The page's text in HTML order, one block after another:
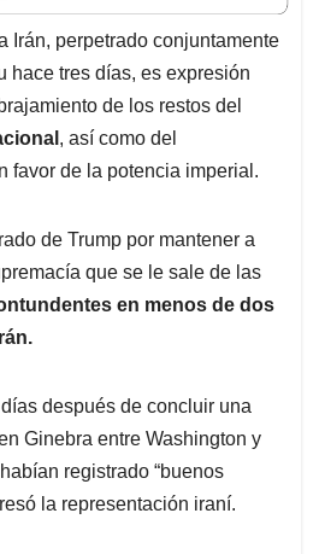
e
a
d
s
Irán, perpetrado conjuntamente
hace tres días, es expresión
de los restos del
, así como del
favor de la potencia imperial.
de Trump por mantener a
que se le sale de las
en menos de dos
después de concluir una
Ginebra entre Washington y
registrado “buenos
la representación iraní.